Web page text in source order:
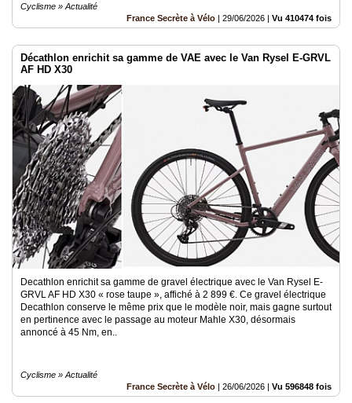
Cyclisme » Actualité
France Secrète à Vélo | 29/06/2026 | Vu 410474 fois
Décathlon enrichit sa gamme de VAE avec le Van Rysel E-GRVL
AF HD X30
Decathlon enrichit sa gamme de gravel électrique avec le Van Rysel E-
GRVL AF HD X30 « rose taupe », affiché à 2 899 €. Ce gravel électrique
Decathlon conserve le même prix que le modèle noir, mais gagne surtout
en pertinence avec le passage au moteur Mahle X30, désormais
annoncé à 45 Nm, en..
Cyclisme » Actualité
France Secrète à Vélo | 26/06/2026 | Vu 596848 fois